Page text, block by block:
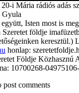
i Mária rádiós adás
Gyula
Isten most is
földje
keresztül.)
honlap:
Földje Közhasznú
10700268-
post comments